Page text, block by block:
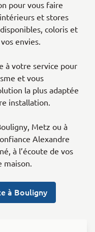
pour vous faire
et stores
coloris et
envies.
à votre service pour
et vous
la plus adaptée
installation.
Metz ou à
Alexandre
à l’écoute de vos
maison.
à Bouligny